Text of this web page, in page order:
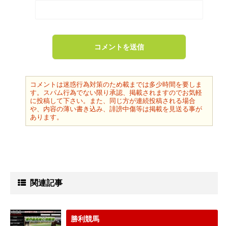
コメントは迷惑行為対策のため載までは多少時間を要しま
す。スパム行為でない限り承認、掲載されますのでお気軽
に投稿して下さい。また、同じ方が連続投稿される場合
や、内容の薄い書き込み、誹謗中傷等は掲載を見送る事が
あります。
関連記事
勝利競馬